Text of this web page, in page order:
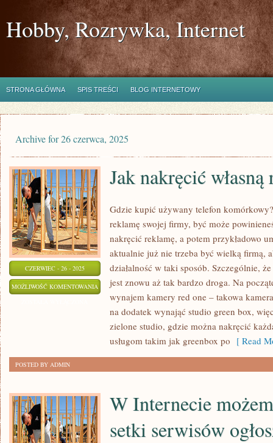
Hobby, Rozrywka, Internet
STRONA GŁÓWNA SPIS TREŚCI BLOG INTERNETOWY
Archive for 26 czerwca, 2025
CZERWIEC - 26 - 2025
MOŻLIWOŚĆ KOMENTOWANIA
NAKRĘCIĆ
WŁASNĄ
REKLAMĘ?
Jak nakręcić własną
Gdzie kupić używany telefon
reklamę swojej firmy, być może
nakręcić reklamę, a potem przykładowo
aktualnie już nie trzeba być wielką firmą,
działalność w taki sposób. Szczególnie,
jest znowu aż tak bardzo droga. Na
wynajem kamery red one – takowa
na dodatek wynająć studio green box,
zielone studio, gdzie można nakręcić
usługom takim jak greenbox po [ Read
POSTED BY ADMIN
W Internecie
setki serwisów